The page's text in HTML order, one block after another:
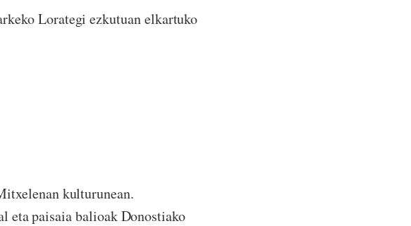
Lorategi ezkutuan elkartuko
kulturunean.
eta paisaia balioak Donostiako